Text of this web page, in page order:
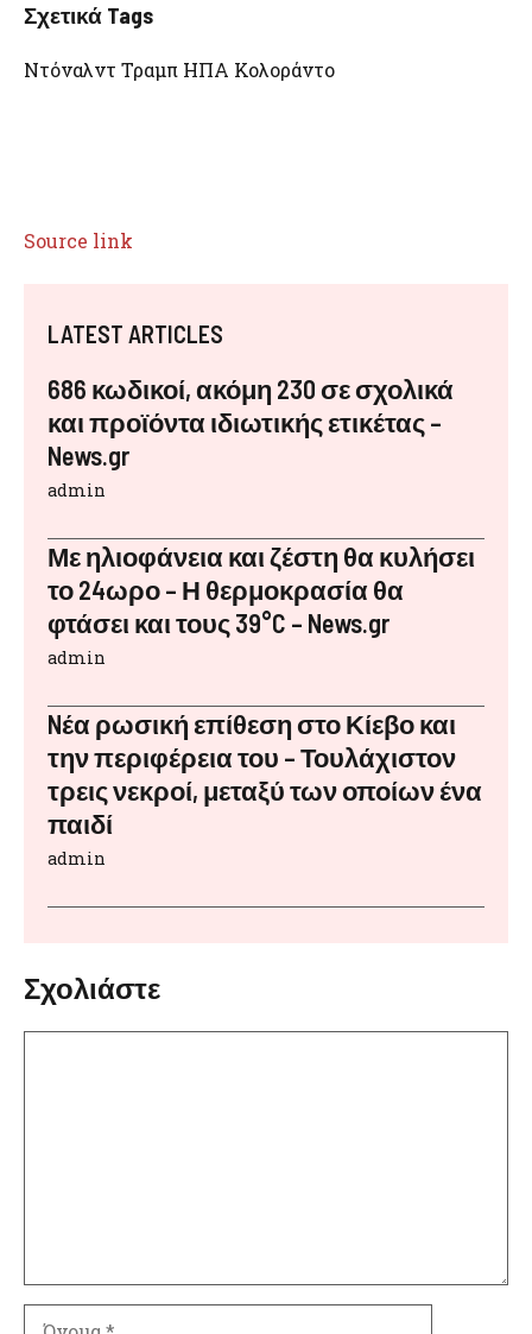
Σχετικά Tags
Ντόναλντ Τραμπ ΗΠΑ Κολοράντο
Source link
LATEST ARTICLES
686 κωδικοί, ακόμη 230 σε σχολικά
και προϊόντα ιδιωτικής ετικέτας –
News.gr
admin
Με ηλιοφάνεια και ζέστη θα κυλήσει
το 24ωρο – Η θερμοκρασία θα
φτάσει και τους 39°C – News.gr
admin
Nέα ρωσική επίθεση στο Κίεβο και
την περιφέρεια του – Τουλάχιστον
τρεις νεκροί, μεταξύ των οποίων ένα
παιδί
admin
Σχολιάστε